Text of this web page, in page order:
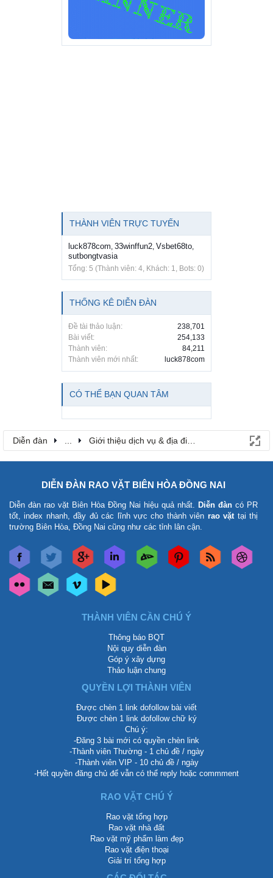
THÀNH VIÊN TRỰC TUYẾN
luck878com 33winffun2 Vsbet68to
sutbongtvasia
Tổng: 5 (Thành viên: 4, Khách: 1, Bots: 0)
THỐNG KÊ DIỄN ĐÀN
Đề tài thảo luận:
238,701
Bài viết:
254,133
Thành viên:
84,211
Thành viên mới nhất:
luck878com
CÓ THỂ BẠN QUAN TÂM
Diễn đàn Giới thiệu dịch vụ & địa điểm
DIỄN ĐÀN RAO VẶT BIÊN HÒA ĐỒNG NAI
Diễn đàn rao vặt Biên Hòa Đồng Nai hiệu quả nhất. Diễn đàn có PR
tốt, index nhanh, đầy đủ các lĩnh vực cho thành viên rao vặt tại thị
trường Biên Hòa, Đồng Nai cũng như các tỉnh lân cận.
THÀNH VIÊN CẦN CHÚ Ý
Thông báo BQT
Nội quy diễn đàn
Góp ý xây dựng
Thảo luận chung
QUYỀN LỢI THÀNH VIÊN
Được chèn 1 link dofollow bài viết
Được chèn 1 link dofollow chữ ký
Chú ý:
-Đăng 3 bài mới có quyền chèn link
-Thành viên Thường - 1 chủ đề / ngày
-Thành viên VIP - 10 chủ đề / ngày
-Hết quyền đăng chủ để vẫn có thể reply hoặc commment
RAO VẶT CHÚ Ý
Rao vặt tổng hợp
Rao vặt nhà đất
Rao vặt mỹ phẩm làm đẹp
Rao vặt điện thoại
Giải trí tổng hợp